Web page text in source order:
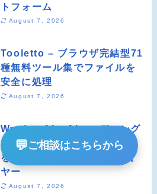
トフォーム
August 7, 2026
Tooletto – ブラウザ完結型71
種無料ツール集でファイルを
安全に処理
August 7, 2026
Warden AI – AIコーディング
エージェントのトークン消費
を最大90%削減する検証レイ
ヤー
August 7, 2026
💬ご相談はこちらから